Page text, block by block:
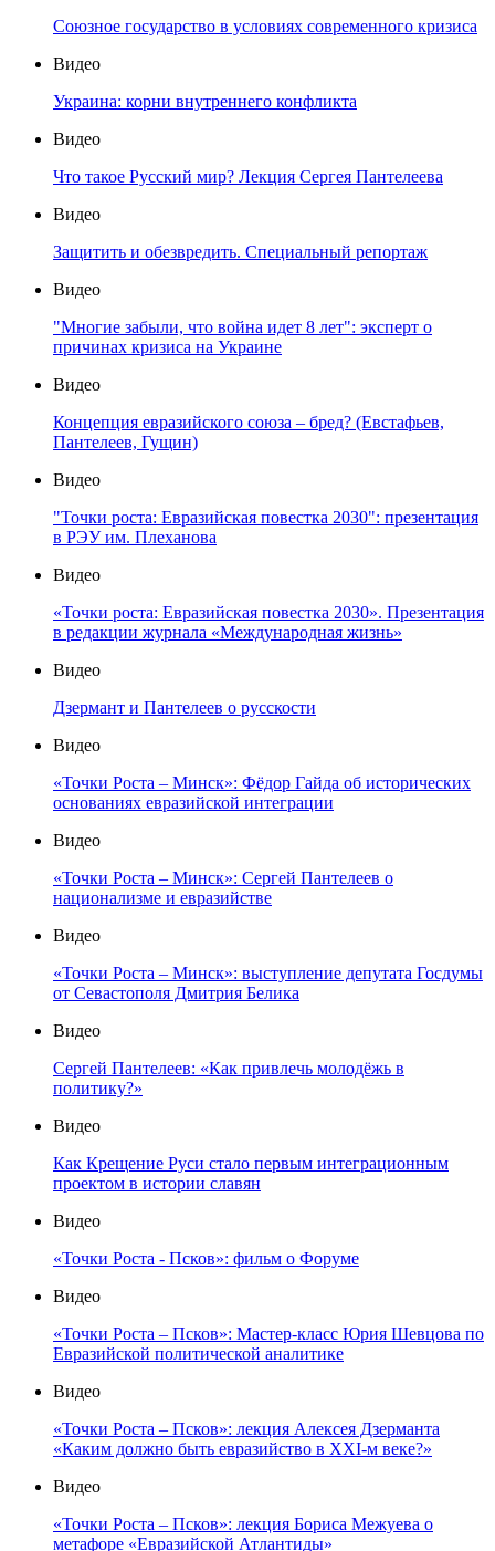
Союзное государство в условиях современного кризиса
Видео
Украина: корни внутреннего конфликта
Видео
Что такое Русский мир? Лекция Сергея Пантелеева
Видео
Защитить и обезвредить. Специальный репортаж
Видео
"Многие забыли, что война идет 8 лет": эксперт о
причинах кризиса на Украине
Видео
Концепция евразийского союза – бред? (Евстафьев,
Пантелеев, Гущин)
Видео
"Точки роста: Евразийская повестка 2030": презентация
в РЭУ им. Плеханова
Видео
«Точки роста: Евразийская повестка 2030». Презентация
в редакции журнала «Международная жизнь»
Видео
Дзермант и Пантелеев о русскости
Видео
«Точки Роста – Минск»: Фёдор Гайда об исторических
основаниях евразийской интеграции
Видео
«Точки Роста – Минск»: Сергей Пантелеев о
национализме и евразийстве
Видео
«Точки Роста – Минск»: выступление депутата Госдумы
от Севастополя Дмитрия Белика
Видео
Сергей Пантелеев: «Как привлечь молодёжь в
политику?»
Видео
Как Крещение Руси стало первым интеграционным
проектом в истории славян
Видео
«Точки Роста - Псков»: фильм о Форуме
Видео
«Точки Роста – Псков»: Мастер-класс Юрия Шевцова по
Евразийской политической аналитике
Видео
«Точки Роста – Псков»: лекция Алексея Дзерманта
«Каким должно быть евразийство в XXI-м веке?»
Видео
«Точки Роста – Псков»: лекция Бориса Межуева о
метафоре «Евразийской Атлантиды»